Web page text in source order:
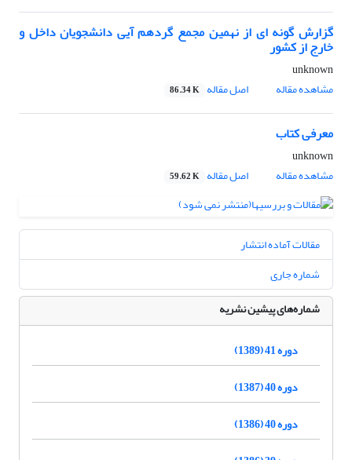
گزارش گونه ای از نهمین مجمع گردهم آیی دانشجویان داخل و
خارج از کشور
unknown
مشاهده مقاله
اصل مقاله 86.34 K
معرفی کتاب
unknown
مشاهده مقاله
اصل مقاله 59.62 K
مقالات آماده انتشار
شماره جاری
شماره‌های پیشین نشریه
دوره 41 (1389)
دوره 40 (1387)
دوره 40 (1386)